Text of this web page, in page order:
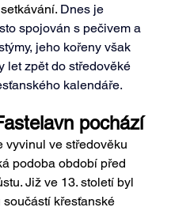
Dnes je
spojován s pečivem a
jeho kořeny však
let zpět do středověké
kalendáře.
pochází
vyvinul ve středověku
podoba období před
Již ve 13. století byl
součástí křesťanské